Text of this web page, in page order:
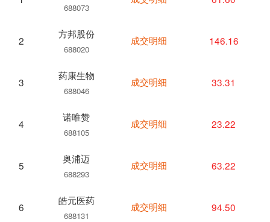
688073
2
方邦股份
688020
3
药康生物
688046
4
诺唯赞
688105
5
奥浦迈
688293
6
皓元医药
688131
成交明细 146.16
成交明细 33.31
成交明细 23.22
成交明细 63.22
成交明细 94.50